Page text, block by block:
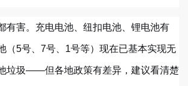
有害。充电电池、纽扣电池、锂电池有
（5号、7号、1号等）现在已基本实现无
垃圾——但各地政策有差异，建议看清楚